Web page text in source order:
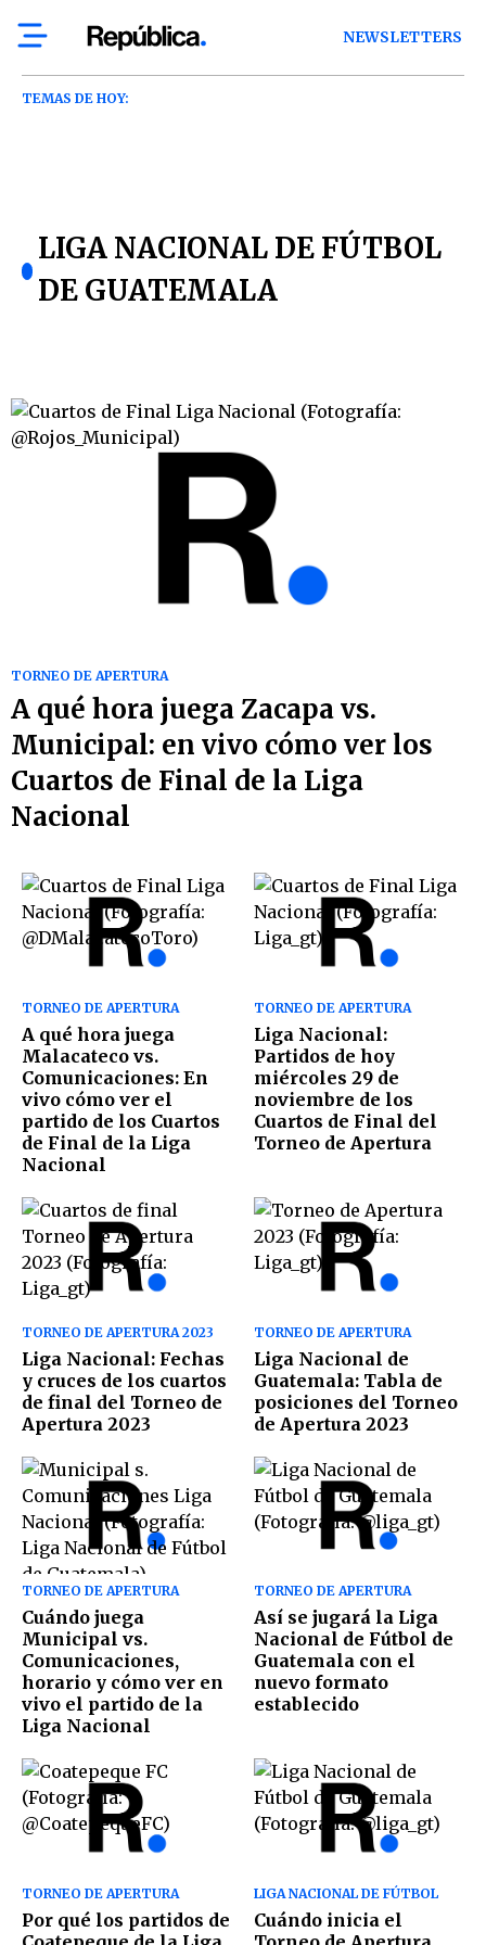
NEWSLETTERS
TEMAS DE HOY:
LIGA NACIONAL DE FÚTBOL
DE GUATEMALA
TORNEO DE APERTURA
A qué hora juega Zacapa vs.
Municipal: en vivo cómo ver los
Cuartos de Final de la Liga
Nacional
TORNEO DE APERTURA
A qué hora juega
Malacateco vs.
Comunicaciones: En
vivo cómo ver el
partido de los Cuartos
de Final de la Liga
Nacional
TORNEO DE APERTURA
Liga Nacional:
Partidos de hoy
miércoles 29 de
noviembre de los
Cuartos de Final del
Torneo de Apertura
TORNEO DE APERTURA 2023
Liga Nacional: Fechas
y cruces de los cuartos
de final del Torneo de
Apertura 2023
TORNEO DE APERTURA
Liga Nacional de
Guatemala: Tabla de
posiciones del Torneo
de Apertura 2023
TORNEO DE APERTURA
Cuándo juega
Municipal vs.
Comunicaciones,
horario y cómo ver en
vivo el partido de la
Liga Nacional
TORNEO DE APERTURA
Así se jugará la Liga
Nacional de Fútbol de
Guatemala con el
nuevo formato
establecido
TORNEO DE APERTURA
Por qué los partidos de
LIGA NACIONAL DE FÚTBOL
Cuándo inicia el